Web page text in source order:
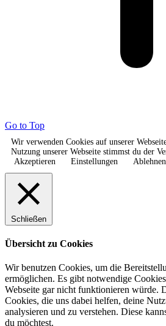
Go to Top
Wir verwenden Cookies auf unserer
Nutzung unserer Webseite stimmst du der
Akzeptieren
Einstellungen Ablehnen
Schließen
Übersicht zu Cookies
Wir benutzen Cookies, um die
ermöglichen. Es gibt notwendige
Webseite gar nicht funktionieren würde.
Cookies, die uns dabei helfen, deine
analysieren und zu verstehen. Diese
du möchtest.